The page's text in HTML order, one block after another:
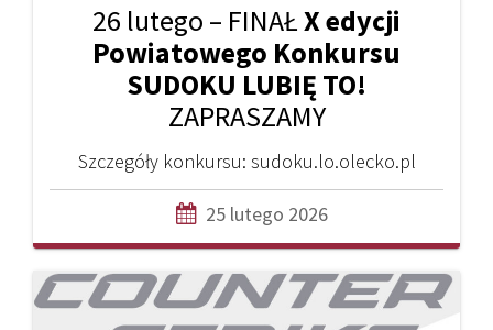
26 lutego – FINAŁX edycji
Powiatowego Konkursu
SUDOKU LUBIĘ TO!
ZAPRASZAMY
Szczegóły konkursu: sudoku.lo.olecko.pl
25 lutego 2026